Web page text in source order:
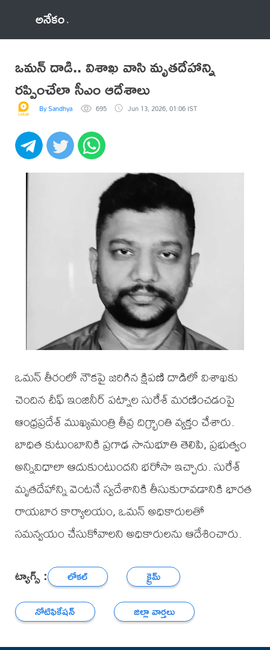
అనేకం
ఒమన్ దాడి.. విశాఖ వాసి మృతదేహాన్ని
రప్పించేలా సీఎం ఆదేశాలు
By Sandhya 695 Jun 13, 2026, 01:06 IST
ఒమన్ తీరంలో నౌకపై జరిగిన క్షిపణి దాడిలో విశాఖకు
చెందిన చీఫ్ ఇంజినీర్ పట్నాల సురేశ్ మరణించడంపై
ఆంధ్రప్రదేశ్ ముఖ్యమంత్రి తీవ్ర దిగ్భ్రాంతి వ్యక్తం చేశారు.
బాధిత కుటుంబానికి ప్రగాఢ సానుభూతి తెలిపి, ప్రభుత్వం
అన్నివిధాలా ఆదుకుంటుందని భరోసా ఇచ్చారు. సురేశ్
మృతదేహాన్ని వెంటనే స్వదేశానికి తీసుకురావడానికి భారత
రాయబార కార్యాలయం, ఒమన్ అధికారులతో
సమన్వయం చేసుకోవాలని అధికారులను ఆదేశించారు.
ట్యాగ్స్ : లోకల్
క్రైమ్
నోటిఫికేషన్
జిల్లా వార్తలు